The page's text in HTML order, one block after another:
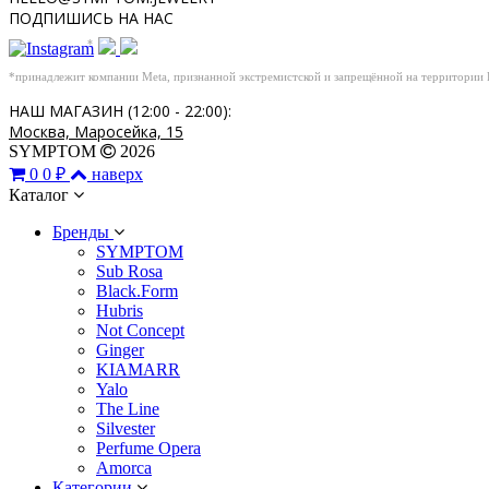
ПОДПИШИСЬ НА НАС
*
*принадлежит компании Meta, признанной экстремистской и запрещённой на
НАШ МАГАЗИН (12:00 - 22:00):
Москва, Маросейка, 15
SYMPTOM
2026
0 0 ₽
наверх
Каталог
Бренды
SYMPTOM
Sub Rosa
Black.Form
Hubris
Not Concept
Ginger
KIAMARR
Yalo
The Line
Silvester
Perfume Opera
Amorca